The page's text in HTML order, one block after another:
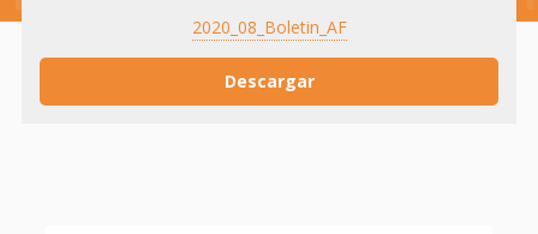
2020_08_Boletin_AF
Descargar